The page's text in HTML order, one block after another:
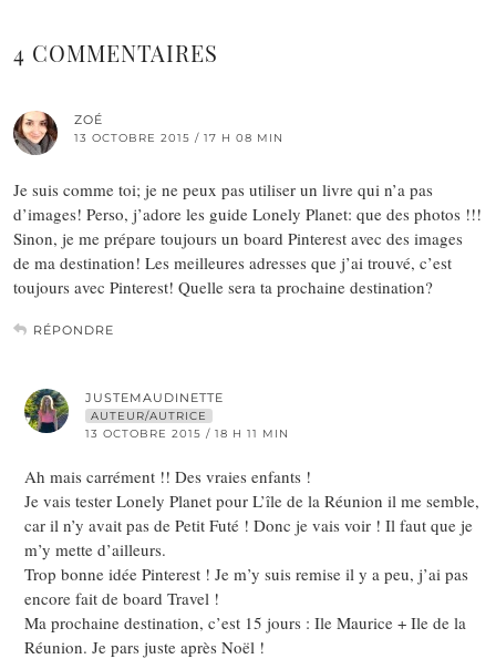
4 COMMENTAIRES
ZOÉ
13 OCTOBRE 2015 / 17 H 08 MIN
Je suis comme toi; je ne peux pas utiliser un livre qui n’a pas
d’images! Perso, j’adore les guide Lonely Planet: que des photos !!!
Sinon, je me prépare toujours un board Pinterest avec des images
de ma destination! Les meilleures adresses que j’ai trouvé, c’est
toujours avec Pinterest! Quelle sera ta prochaine destination?
RÉPONDRE
JUSTEMAUDINETTE
AUTEUR/AUTRICE
13 OCTOBRE 2015 / 18 H 11 MIN
Ah mais carrément !! Des vraies enfants !
Je vais tester Lonely Planet pour L’île de la Réunion il me semble,
car il n’y avait pas de Petit Futé ! Donc je vais voir ! Il faut que je
m’y mette d’ailleurs.
Trop bonne idée Pinterest ! Je m’y suis remise il y a peu, j’ai pas
encore fait de board Travel !
Ma prochaine destination, c’est 15 jours : Ile Maurice + Ile de la
Réunion. Je pars juste après Noël !